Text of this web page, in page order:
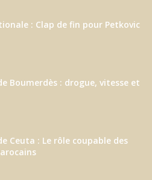
: Clap de fin pour Petkovic
Boumerdès : drogue, vitesse et
Ceuta : Le rôle coupable des